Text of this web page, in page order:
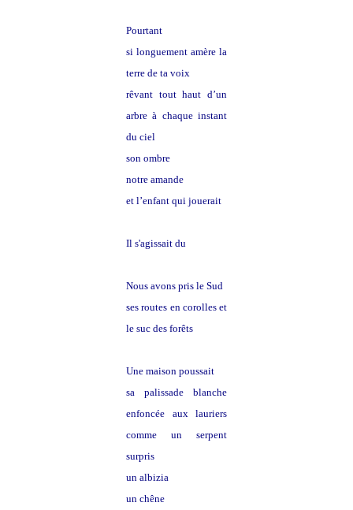
Pourtant
si longuement amère la
terre de ta voix
rêvant tout haut d’un
arbre à chaque instant
du ciel
son ombre
notre amande
et l’enfant qui jouerait
Il s'agissait du
Nous avons pris le Sud
ses routes en corolles et
le suc des forêts
Une maison poussait
sa palissade blanche
enfoncée aux lauriers
comme un serpent
surpris
un albizia
un chêne